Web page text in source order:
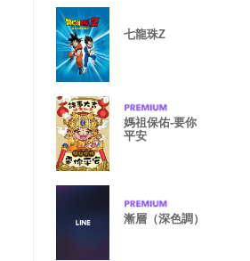
七龍珠Z
媽祖保佑-要你
平安
漸層（深色調）